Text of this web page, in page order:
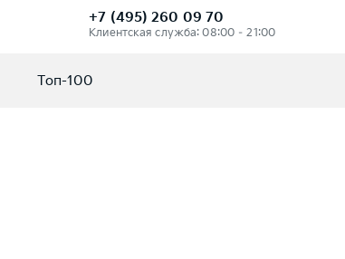
+7 (495) 260 09 70
Клиентская служба: 08:00 – 21:00
Топ-100